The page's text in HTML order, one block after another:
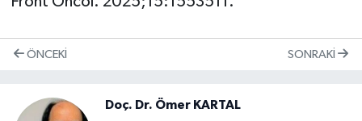
ÖNCEKI SONRAKI
Doç. Dr. Ömer KARTAL